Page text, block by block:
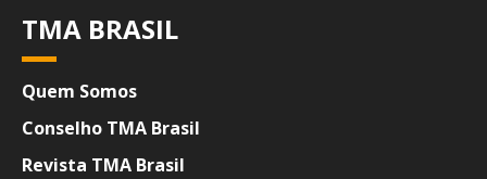
TMA BRASIL
Quem Somos
Conselho TMA Brasil
Revista TMA Brasil